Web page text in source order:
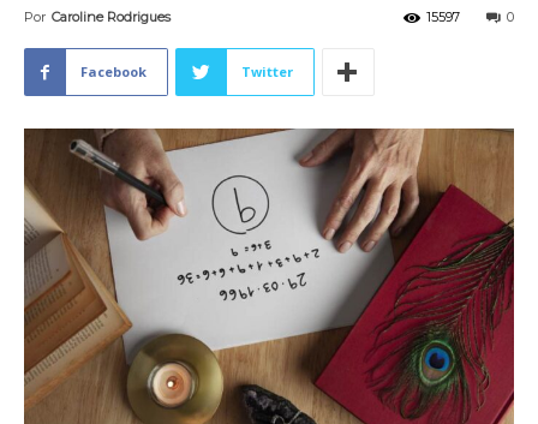
Por Caroline Rodrigues 0
15597
Facebook Twitter